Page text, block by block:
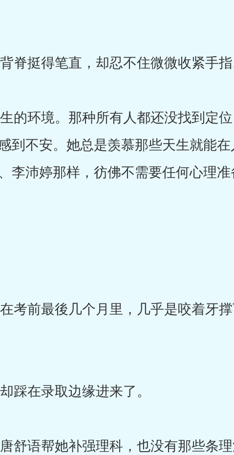
挺得笔直，却忍不住微微收紧手指
的环境。那种所有人都还没找到定
到不安。她总是羡慕那些天生就能
李沛婷那样，彷佛不需要任何心理
考前最後几个月里，几乎是咬着牙
在录取边缘进来了。
舒语帮她补强理科，也没有那些条